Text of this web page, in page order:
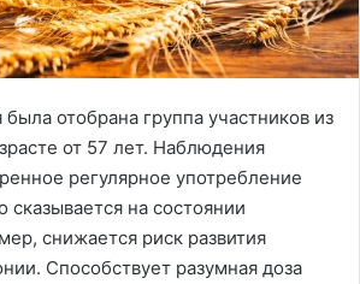
отобрана группа участников из
от 57 лет. Наблюдения
регулярное употребление
сказывается на состоянии
снижается риск развития
Способствует разумная доза